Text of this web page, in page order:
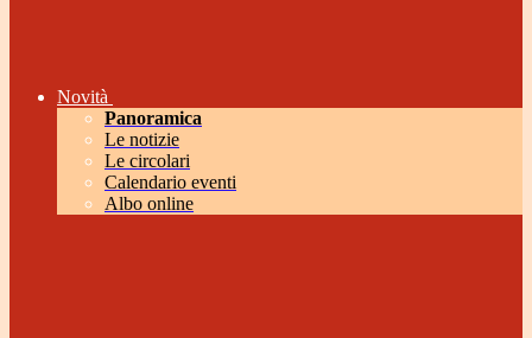
Novità
Panoramica
Le notizie
Le circolari
Calendario eventi
Albo online